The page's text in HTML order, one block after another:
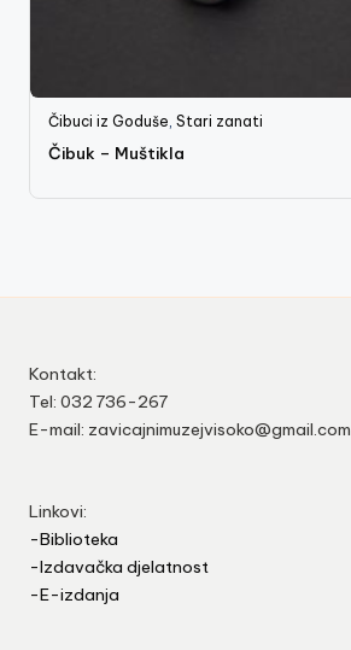
Čibuci iz Goduše,Stari zanati
Čibuk – Muštikla
Kontakt:
Tel: 032 736-267
E-mail: zavicajnimuzejvisoko@gmail.com
Linkovi:
-Biblioteka
-Izdavačka djelatnost
-E-izdanja